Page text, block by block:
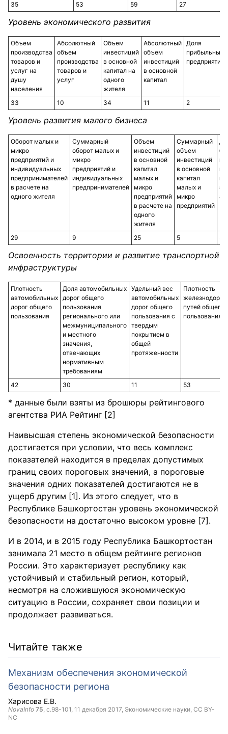
35 53 59 27
Уровень экономического развития
Объем
производства
товаров и
услуг на
душу
населения
Абсолютный
объем
производства
товаров и
услуг
Объем
инвестиций
в основной
капитал на
одного
жителя
Абсолютный
объем
инвестиций
в основной
капитал
Доля
прибыльных
предприятий
33 10 34 11 2
Уровень развития малого бизнеса
Оборот малых и
микро
предприятий и
индивидуальных
предпринимателей
в расчете на
одного жителя
Суммарный
оборот малых и
микро
предприятий и
индивидуальных
предпринимателей
Объем
инвестиций
в основной
капитал
малых и
микро
предприятий
в расчете на
одного
жителя
Суммарный
объем
инвестиций
в основной
капитал
малых и
микро
предприятий
29 9 25 5
Освоенность территории и развитие транспортной
инфраструктуры
Плотность
автомобильных
дорог общего
пользования
Доля автомобильных
дорог общего
пользования
регионального или
межмуниципального
и местного
значения,
отвечающих
нормативным
требованиям
Удельный вес
автомобильных
дорог общего
пользования с
твердым
покрытием в
общей
протяженности
Плотность
путей общего
пользования
42 30 11 53
* данные были взяты из брошюры рейтингового
агентства РИА Рейтинг [2]
Наивысшая степень экономической безопасности
достигается при условии, что весь комплекс
показателей находится в пределах допустимых
границ своих пороговых значений, а пороговые
значения одних показателей достигаются не в
ущерб другим [1]. Из этого следует, что в
Республике Башкортостан уровень экономической
безопасности на достаточно высоком уровне [7].
И в 2014, и в 2015 году Республика Башкортостан
занимала 21 место в общем рейтинге регионов
России. Это характеризует республику как
устойчивый и стабильный регион, который,
несмотря на сложившуюся экономическую
ситуацию в России, сохраняет свои позиции и
продолжает развиваться.
Читайте также
Механизм обеспечения экономической
безопасности региона
Харисова Е.В.
NovaInfo 75, с.98-101, 11 декабря 2017, Экономические науки, CC BY-
NC